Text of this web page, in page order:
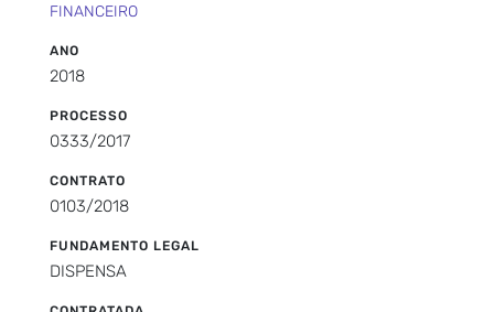
FINANCEIRO
ANO
2018
PROCESSO
0333/2017
CONTRATO
0103/2018
FUNDAMENTO LEGAL
DISPENSA